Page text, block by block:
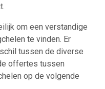
om een verstandige
te vinden. Er
tussen de diverse
offertes tussen
op de volgende